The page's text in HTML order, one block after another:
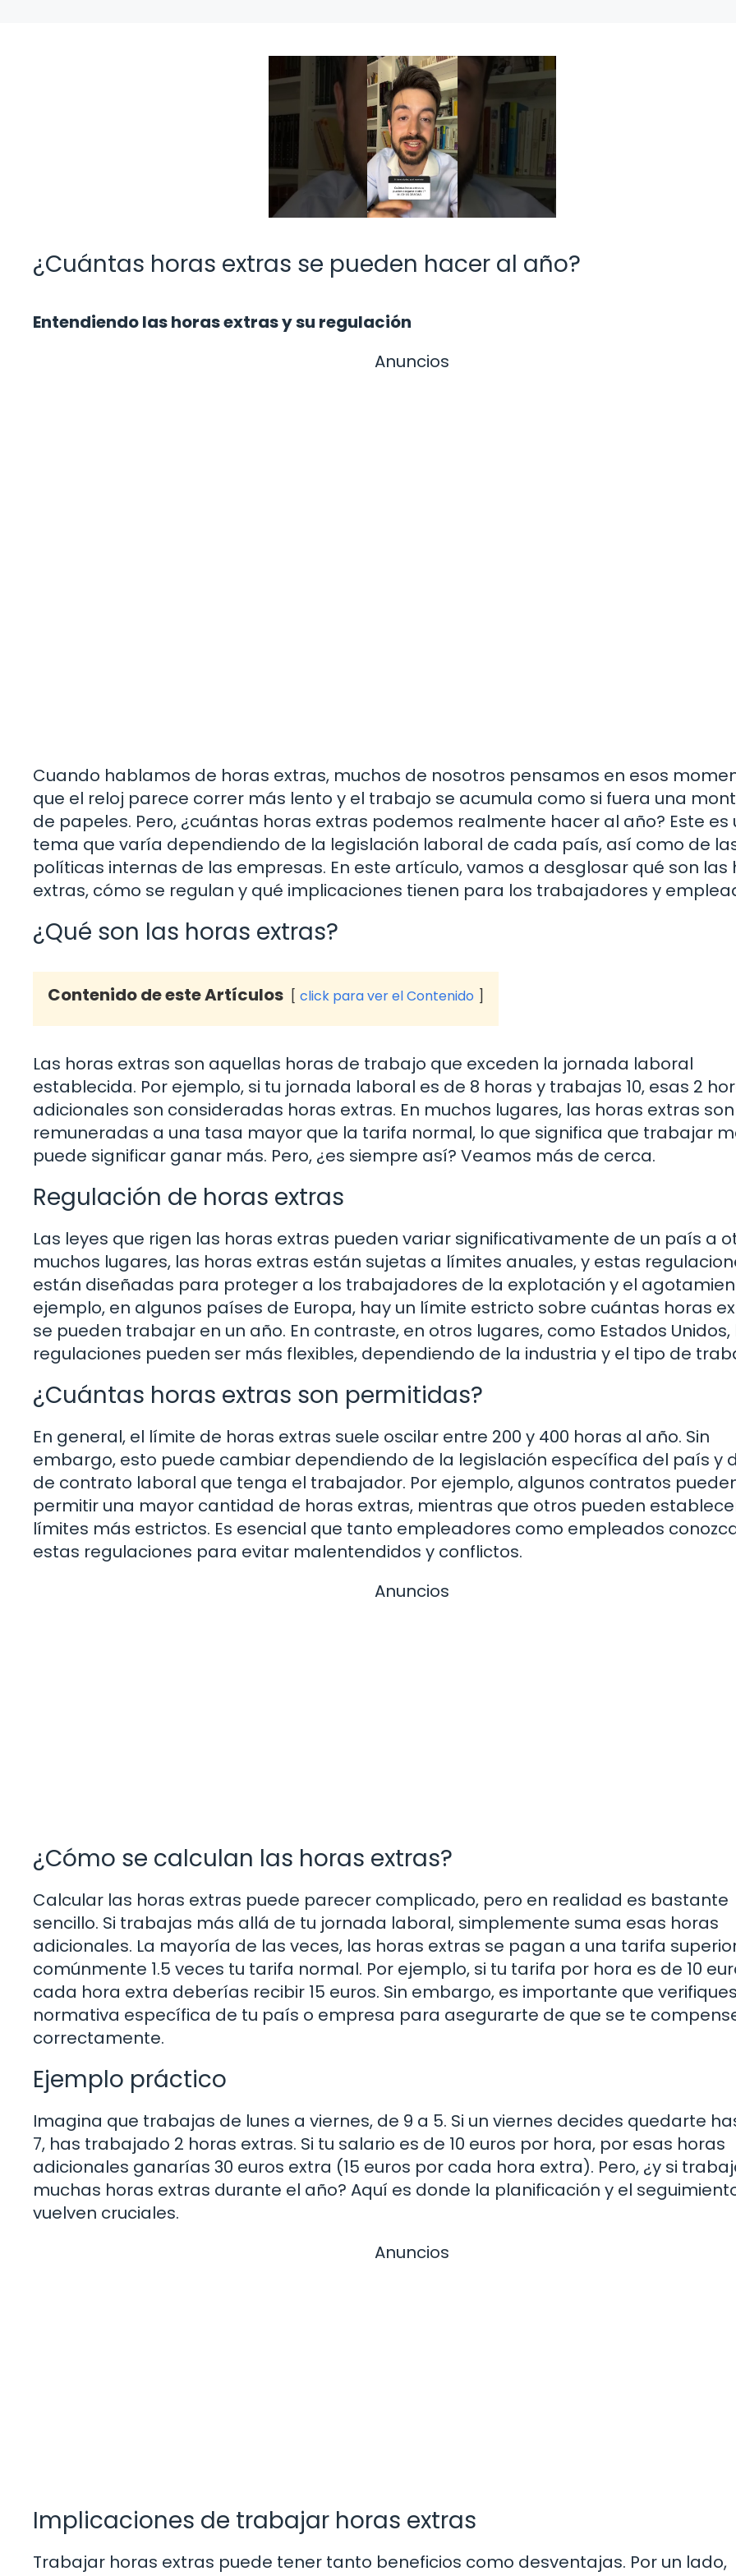
¿Cuántas horas extras se pueden hacer al año?
Entendiendo las horas extras y su regulación
Anuncios
Cuando hablamos de horas extras, muchos de nosotros pensamos en esos
que el reloj parece correr más lento y el trabajo se acumula como si fuera una
de papeles. Pero, ¿cuántas horas extras podemos realmente hacer al año? Este es
tema que varía dependiendo de la legislación laboral de cada país, así como de
políticas internas de las empresas. En este artículo, vamos a desglosar qué son las
extras, cómo se regulan y qué implicaciones tienen para los trabajadores y
¿Qué son las horas extras?
Contenido de este Artículos click para ver el Contenido
Las horas extras son aquellas horas de trabajo que exceden la jornada laboral
establecida. Por ejemplo, si tu jornada laboral es de 8 horas y trabajas 10, esas 2
adicionales son consideradas horas extras. En muchos lugares, las horas extras son
remuneradas a una tasa mayor que la tarifa normal, lo que significa que trabajar
puede significar ganar más. Pero, ¿es siempre así? Veamos más de cerca.
Regulación de horas extras
Las leyes que rigen las horas extras pueden variar significativamente de un país a
muchos lugares, las horas extras están sujetas a límites anuales, y estas
están diseñadas para proteger a los trabajadores de la explotación y el
ejemplo, en algunos países de Europa, hay un límite estricto sobre cuántas horas
se pueden trabajar en un año. En contraste, en otros lugares, como Estados Unidos,
regulaciones pueden ser más flexibles, dependiendo de la industria y el tipo de
¿Cuántas horas extras son permitidas?
En general, el límite de horas extras suele oscilar entre 200 y 400 horas al año. Sin
embargo, esto puede cambiar dependiendo de la legislación específica del país y
de contrato laboral que tenga el trabajador. Por ejemplo, algunos contratos
permitir una mayor cantidad de horas extras, mientras que otros pueden
límites más estrictos. Es esencial que tanto empleadores como empleados
estas regulaciones para evitar malentendidos y conflictos.
Anuncios
¿Cómo se calculan las horas extras?
Calcular las horas extras puede parecer complicado, pero en realidad es bastante
sencillo. Si trabajas más allá de tu jornada laboral, simplemente suma esas horas
adicionales. La mayoría de las veces, las horas extras se pagan a una tarifa
comúnmente 1.5 veces tu tarifa normal. Por ejemplo, si tu tarifa por hora es de 10
cada hora extra deberías recibir 15 euros. Sin embargo, es importante que
normativa específica de tu país o empresa para asegurarte de que se te
correctamente.
Ejemplo práctico
Imagina que trabajas de lunes a viernes, de 9 a 5. Si un viernes decides quedarte
7, has trabajado 2 horas extras. Si tu salario es de 10 euros por hora, por esas horas
adicionales ganarías 30 euros extra (15 euros por cada hora extra). Pero, ¿y si
muchas horas extras durante el año? Aquí es donde la planificación y el
vuelven cruciales.
Anuncios
Implicaciones de trabajar horas extras
Trabajar horas extras puede tener tanto beneficios como desventajas. Por un lado,